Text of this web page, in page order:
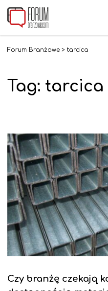
Forum Branżowe > tarcica
Tag: tarcica
Czy branżę czekają